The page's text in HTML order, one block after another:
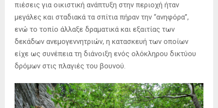
πιέσεις για οικιστική ανάπτυξη στην περιοχή ήταν
μεγάλες και σταδιακά τα σπίτια πήραν την “ανηφόρα”,
ενώ το τοπίο άλλαξε δραματικά και εξαιτίας των
δεκάδων ανεμογεννητριών, η κατασκευή των οποίων
είχε ως συνέπεια τη διάνοιξη ενός ολόκληρου δικτύου
δρόμων στις πλαγιές του βουνού.